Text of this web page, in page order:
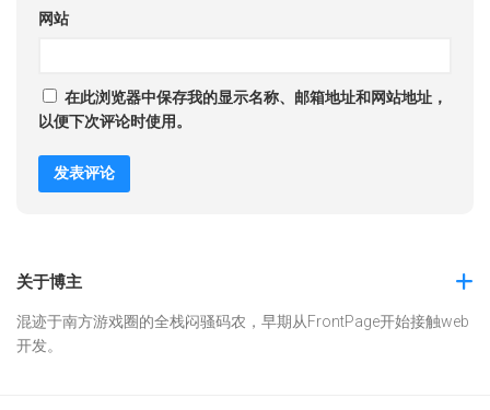
网站
在此浏览器中保存我的显示名称、邮箱地址和网站地址，
以便下次评论时使用。
关于博主
混迹于南方游戏圈的全栈闷骚码农，早期从FrontPage开始接触web
开发。